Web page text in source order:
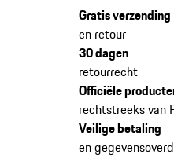
Gratis verzending
en retour
30 dagen
retourrecht
Officiële
rechtstreeks van
Veilige betaling
en